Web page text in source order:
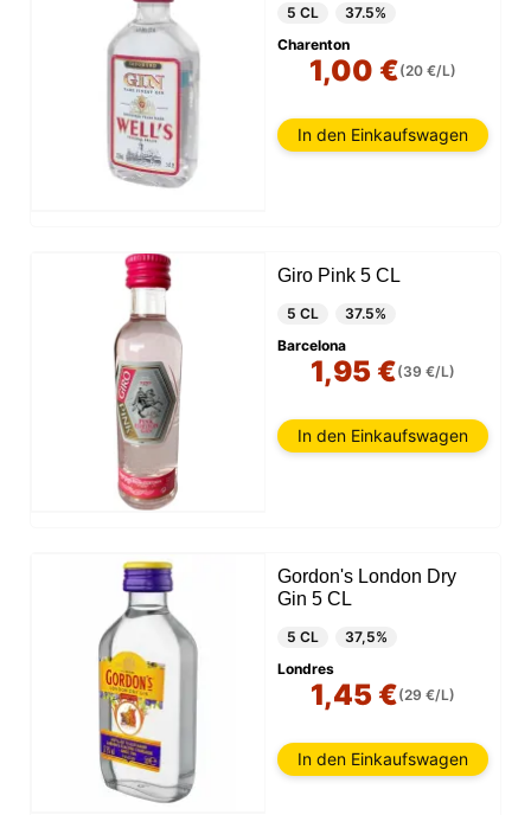
5 CL
37.5%
Charenton
1,00 €(20 €/L)
In den Einkaufswagen
Giro Pink 5 CL
5 CL
37.5%
Barcelona
1,95 €(39 €/L)
In den Einkaufswagen
Gordon's London Dry
Gin 5 CL
5 CL
37,5%
Londres
1,45 €(29 €/L)
In den Einkaufswagen